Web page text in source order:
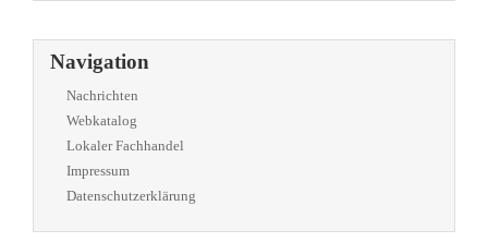
Navigation
Nachrichten
Webkatalog
Lokaler Fachhandel
Impressum
Datenschutzerklärung